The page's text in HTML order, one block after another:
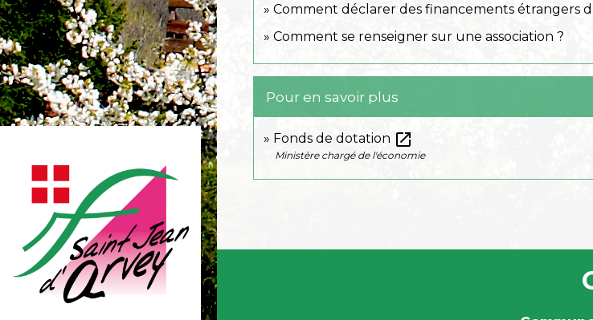
Comment déclarer des financements étrangers
Comment se renseigner sur une association ?
Pour en savoir plus
Fonds de dotation open_in_new
Ministère chargé de l'économie